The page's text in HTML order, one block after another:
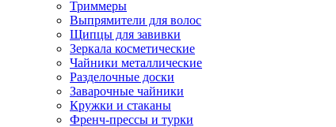
Триммеры
Выпрямители для волос
Щипцы для завивки
Зеркала косметические
Чайники металлические
Разделочные доски
Заварочные чайники
Кружки и стаканы
Френч-прессы и турки